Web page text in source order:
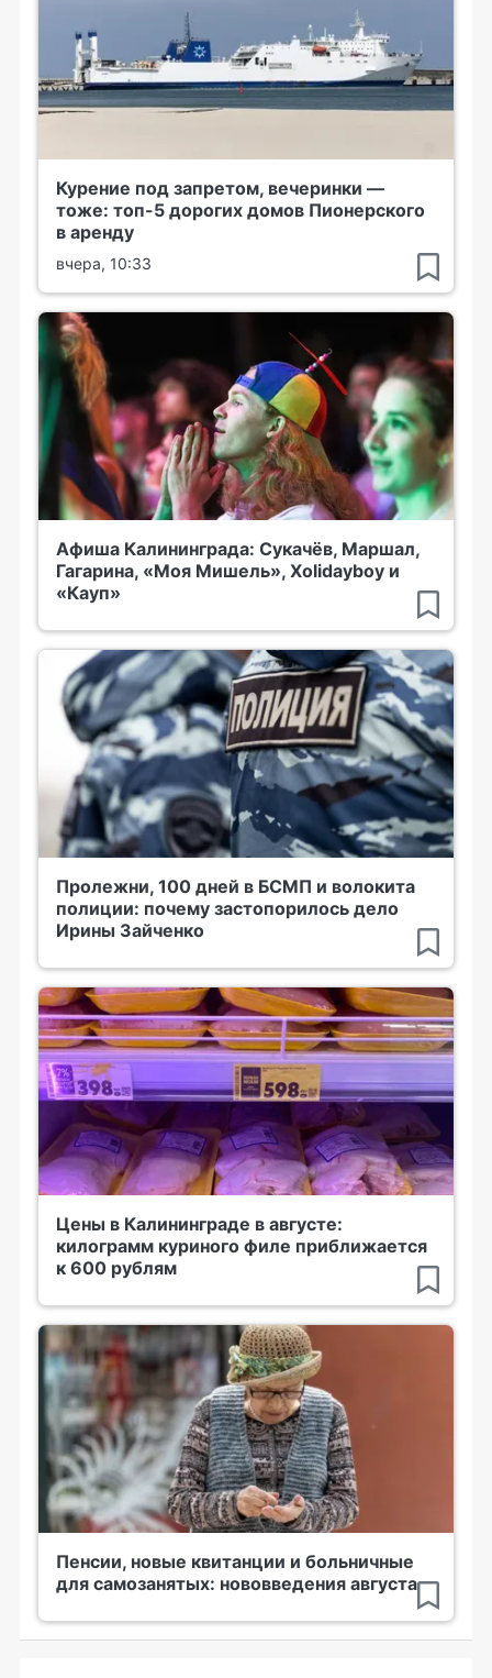
Курение под запретом, вечеринки —
тоже: топ-5 дорогих домов Пионерского
в аренду
вчера, 10:33
Афиша Калининграда: Сукачёв, Маршал,
Гагарина, «Моя Мишель», Xolidayboy и
«Кауп»
Пролежни, 100 дней в БСМП и волокита
полиции: почему застопорилось дело
Ирины Зайченко
Цены в Калининграде в августе:
килограмм куриного филе приближается
к 600 рублям
Пенсии, новые квитанции и больничные
для самозанятых: нововведения августа